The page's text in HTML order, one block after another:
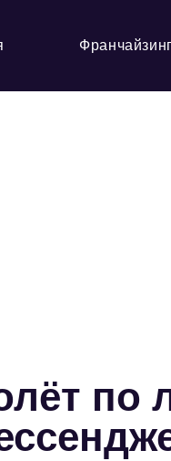
Франчайзинг
по